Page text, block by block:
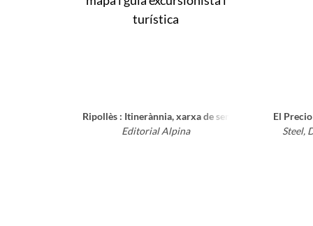
Ripollès : Itinerànnia, xarxa de senders Ripollès -
Editorial Alpina
El
Steel,